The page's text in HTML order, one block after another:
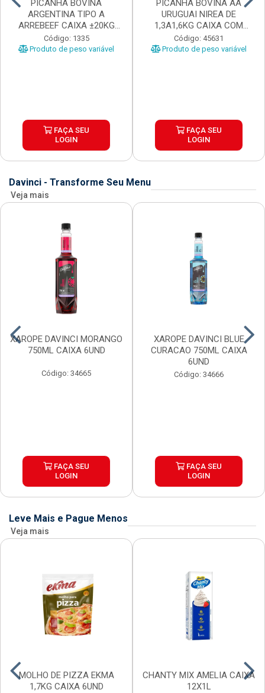
PICANHA BOVINA
ARGENTINA TIPO A
ARREBEEF CAIXA ±20KG
PEÇAS 1...
Código: 1335
Produto de peso variável
FAÇA SEU
LOGIN
PICANHA BOVINA AA
URUGUAI NIREA DE
1,3A1,6KG CAIXA COM
±15KG
Código: 45631
Produto de peso variável
FAÇA SEU
LOGIN
Davinci - Transforme Seu Menu
Veja mais
XAROPE DAVINCI MORANGO
750ML CAIXA 6UND
Código: 34665
FAÇA SEU
LOGIN
XAROPE DAVINCI BLUE
CURACAO 750ML CAIXA
6UND
Código: 34666
FAÇA SEU
LOGIN
Leve Mais e Pague Menos
Veja mais
MOLHO DE PIZZA EKMA
1,7KG CAIXA 6UND
CHANTY MIX AMELIA CAIXA
12X1L